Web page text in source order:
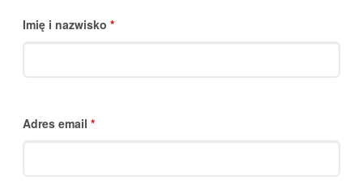
Imię i nazwisko *
Adres email *